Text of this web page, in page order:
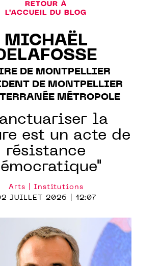
RETOUR À
L'ACCUEIL DU BLOG
MICHAËL
DE MONTPELLIER
DE MONTPELLIER
MÉTROPOLE
la
est un acte de
résistance
Arts | Institutions
JUILLET 2026 | 12:07